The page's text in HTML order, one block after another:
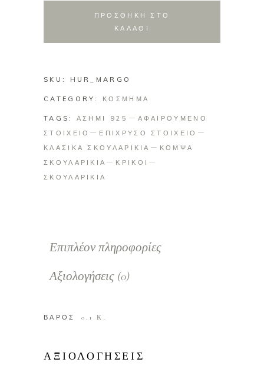
ΠΡΟΣΘΗΚΗ ΣΤΟ
ΚΑΛΑΘΙ
SKU: HUR_MARGO
CATEGORY: ΚΟΣΜΗΜΑ
TAGS: ΑΣΗΜΙ 925
ΑΦΑΙΡΟΥΜΕΝΟ
ΣΤΟΙΧΕΙΟ
ΕΠΙΧΡΥΣΟ ΣΤΟΙΧΕΙΟ
ΚΛΑΣΙΚΑ ΣΚΟΥΛΑΡΙΚΙΑ
ΚΟΜΨΑ
ΣΚΟΥΛΑΡΙΚΙΑ
ΚΡΙΚΟΙ
ΣΚΟΥΛΑΡΙΚΙΑ
Επιπλέον πληροφορίες
Αξιολογήσεις (0)
ΒΑΡΟΣ 0.1 Κ.
ΑΞΙΟΛΟΓΗΣΕΙΣ